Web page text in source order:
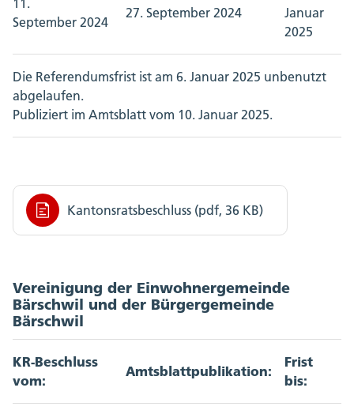
September 2024
27. September 2024
Januar
2025
Die Referendumsfrist ist am 6. Januar 2025 unbenutzt
abgelaufen.
Publiziert im Amtsblatt vom 10. Januar 2025.
Kantonsratsbeschluss (pdf, 36 KB)
Vereinigung der Einwohnergemeinde
Bärschwil und der Bürgergemeinde
Bärschwil
KR-Beschluss
vom:
Amtsblattpublikation:
Frist
bis: